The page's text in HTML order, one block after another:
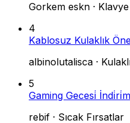
Gorkem eskn · Klavye
4
Kablosuz Kulaklık
albinolutalisca ·
5
Gaming Gecesi̇
rebif · Sıcak Fırsatlar